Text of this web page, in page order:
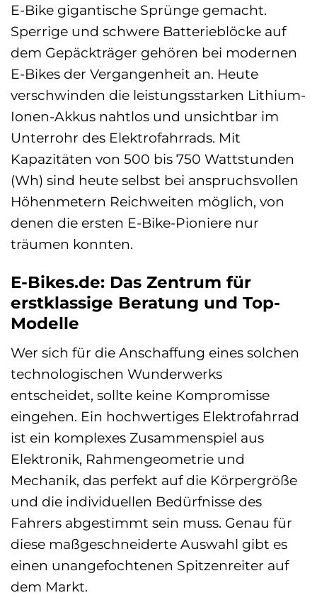
E-Bike gigantische Sprünge gemacht.
Sperrige und schwere Batterieblöcke auf
dem Gepäckträger gehören bei modernen
E-Bikes der Vergangenheit an. Heute
verschwinden die leistungsstarken Lithium-
Ionen-Akkus nahtlos und unsichtbar im
Unterrohr des Elektrofahrrads. Mit
Kapazitäten von 500 bis 750 Wattstunden
(Wh) sind heute selbst bei anspruchsvollen
Höhenmetern Reichweiten möglich, von
denen die ersten E-Bike-Pioniere nur
träumen konnten.
E-Bikes.de: Das Zentrum für
erstklassige Beratung und Top-
Modelle
Wer sich für die Anschaffung eines solchen
technologischen Wunderwerks
entscheidet, sollte keine Kompromisse
eingehen. Ein hochwertiges Elektrofahrrad
ist ein komplexes Zusammenspiel aus
Elektronik, Rahmengeometrie und
Mechanik, das perfekt auf die Körpergröße
und die individuellen Bedürfnisse des
Fahrers abgestimmt sein muss. Genau für
diese maßgeschneiderte Auswahl gibt es
einen unangefochtenen Spitzenreiter auf
dem Markt.